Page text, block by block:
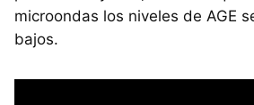
microondas los niveles de AGE
bajos.